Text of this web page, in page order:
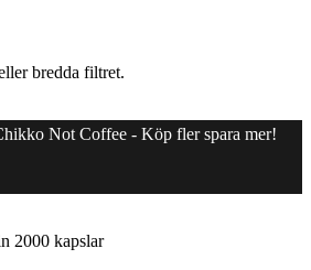
bredda filtret.
Not Coffee - Köp fler spara mer!
2000 kapslar